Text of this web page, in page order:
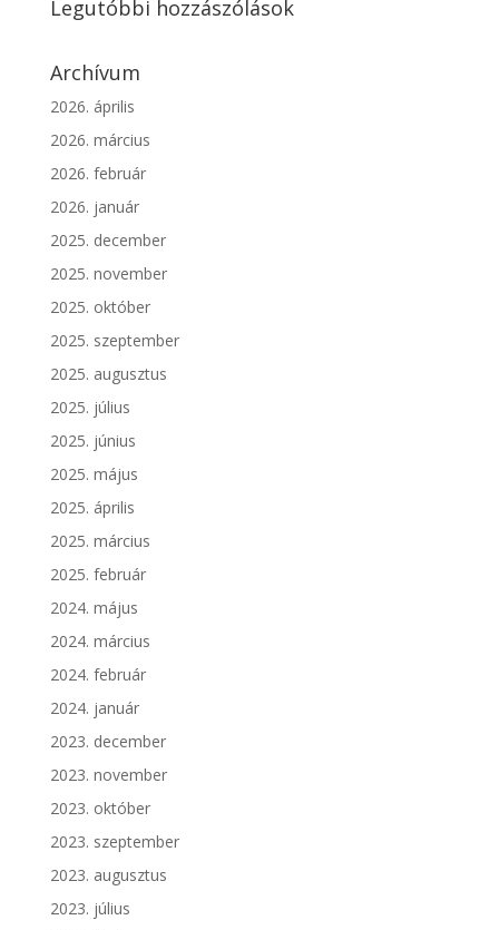
Legutóbbi hozzászólások
Archívum
2026. április
2026. március
2026. február
2026. január
2025. december
2025. november
2025. október
2025. szeptember
2025. augusztus
2025. július
2025. június
2025. május
2025. április
2025. március
2025. február
2024. május
2024. március
2024. február
2024. január
2023. december
2023. november
2023. október
2023. szeptember
2023. augusztus
2023. július